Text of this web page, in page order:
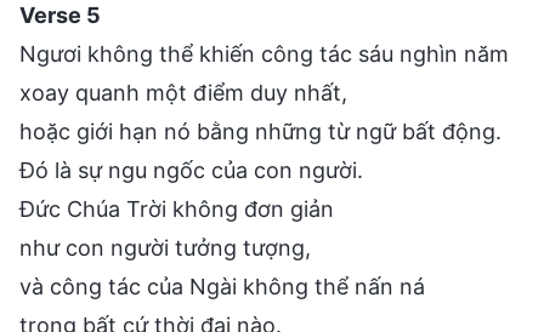
Verse 5
Ngươi không thể khiến công tác sáu nghìn năm
xoay quanh một điểm duy nhất,
hoặc giới hạn nó bằng những từ ngữ bất động.
Đó là sự ngu ngốc của con người.
Đức Chúa Trời không đơn giản
như con người tưởng tượng,
và công tác của Ngài không thể nấn ná
trong bất cứ thời đại nào.